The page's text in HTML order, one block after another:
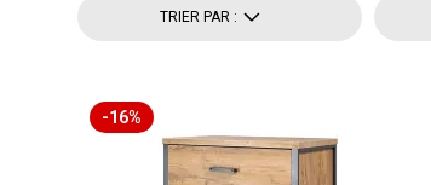
TRIER PAR :
-16%